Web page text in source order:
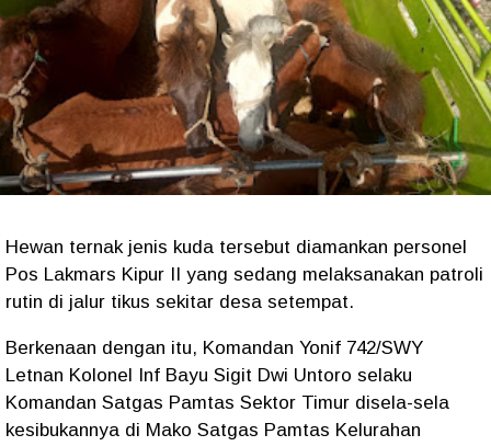
Hewan ternak jenis kuda tersebut diamankan personel
Pos Lakmars Kipur II yang sedang melaksanakan patroli
rutin di jalur tikus sekitar desa setempat.
Berkenaan dengan itu, Komandan Yonif 742/SWY
Letnan Kolonel Inf Bayu Sigit Dwi Untoro selaku
Komandan Satgas Pamtas Sektor Timur disela-sela
kesibukannya di Mako Satgas Pamtas Kelurahan